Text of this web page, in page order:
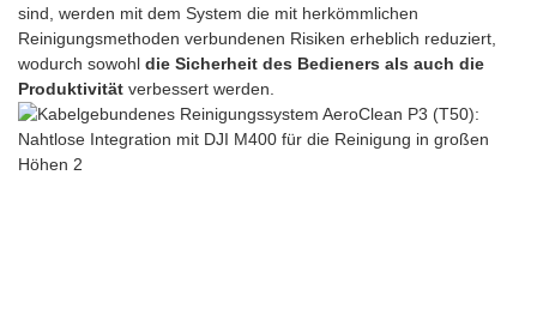
sind, werden mit dem System die mit herkömmlichen
Reinigungsmethoden verbundenen Risiken erheblich reduziert,
wodurch sowohl die Sicherheit des Bedieners als auch die
Produktivität verbessert werden.